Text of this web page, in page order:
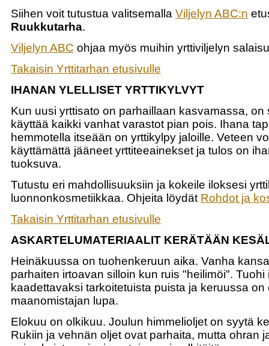
Siihen voit tutustua valitsemalla Viljelyn ABC:n
Ruukkutarha.
Viljelyn ABC ohjaa myös muihin yrttiviljelyn
Takaisin Yrttitarhan etusivulle
IHANAN YLELLISET YRTTIKYLVYT
Kun uusi yrttisato on parhaillaan kasvamassa, on
käyttää kaikki vanhat varastot pian pois. Ihana
hemmotella itseään on yrttikylpy jaloille. Veteen
käyttämättä jääneet yrttiteeainekset ja tulos on
tuoksuva.
Tutustu eri mahdollisuuksiin ja kokeile iloksesi
luonnonkosmetiikkaa. Ohjeita löydät Rohdot ja
Takaisin Yrttitarhan etusivulle
ASKARTELUMATERIAALIT KERÄTÄÄN
Heinäkuussa on tuohenkeruun aika. Vanha
parhaiten irtoavan silloin kun ruis "heilimöi". Tuohi
kaadettavaksi tarkoitetuista puista ja keruussa on
maanomistajan lupa.
Elokuu on olkikuu. Joulun himmelioljet on syytä
Rukiin ja vehnän oljet ovat parhaita, mutta ohran